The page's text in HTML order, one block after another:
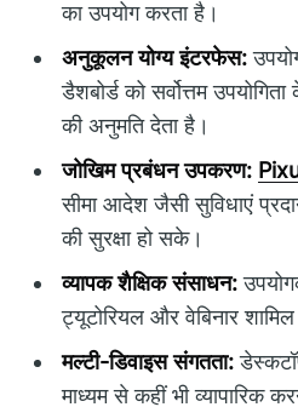
का उपयोग करता है।
अनुकूलन योग्य इंटरफेस:
डैशबोर्ड को सर्वोत्तम
की अनुमति देता है।
जोखिम प्रबंधन उपकरण:
सीमा आदेश जैसी सुविधाएं
की सुरक्षा हो सके।
व्यापक शैक्षिक संसाधन:
ट्यूटोरियल और वेबिनार
मल्टी-डिवाइस संगतता:
माध्यम से कहीं भी व्यापारिक